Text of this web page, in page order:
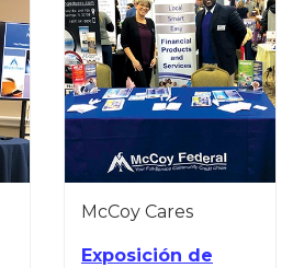
McCoy Cares
Exposición de